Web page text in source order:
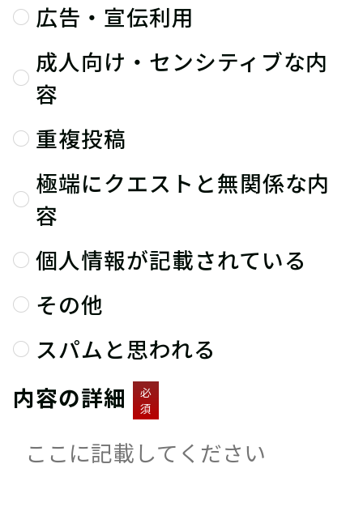
広告・宣伝利用
成人向け・センシティブな内
容
重複投稿
極端にクエストと無関係な内
容
個人情報が記載されている
その他
スパムと思われる
内容の詳細
必
須